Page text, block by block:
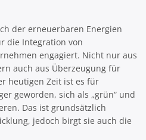
der erneuerbaren Energien
die Integration von
engagiert. Nicht nur aus
auch aus Überzeugung für
heutigen Zeit ist es für
geworden, sich als „grün“ und
Das ist grundsätzlich
jedoch birgt sie auch die